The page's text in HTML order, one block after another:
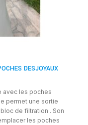
DESJOYAUX
avec les poches
permet une sortie
de filtration . Son
les poches